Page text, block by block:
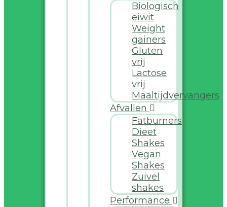
Biologisch
eiwit
Weight
gainers
Gluten
vrij
Lactose
vrij
Maaltijdvervangers
Afvallen
Fatburners
Dieet
Shakes
Vegan
Shakes
Zuivel
shakes
Performance